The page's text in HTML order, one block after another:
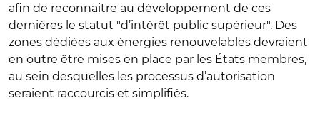
afin de reconnaitre au développement de ces
dernières le statut "d’intérêt public supérieur". Des
zones dédiées aux énergies renouvelables devraient
en outre être mises en place par les États membres,
au sein desquelles les processus d’autorisation
seraient raccourcis et simplifiés.